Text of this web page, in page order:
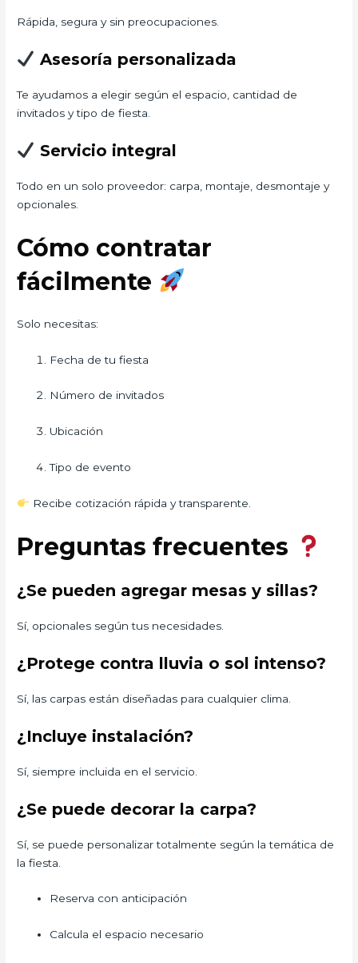
Rápida, segura y sin preocupaciones.
Asesoría personalizada
Te ayudamos a elegir según el espacio, cantidad de
invitados y tipo de fiesta.
Servicio integral
Todo en un solo proveedor: carpa, montaje, desmontaje y
opcionales.
Cómo contratar
fácilmente
Solo necesitas:
Fecha de tu fiesta
Número de invitados
Ubicación
Tipo de evento
Recibe cotización rápida y transparente.
Preguntas frecuentes
¿Se pueden agregar mesas y sillas?
Sí, opcionales según tus necesidades.
¿Protege contra lluvia o sol intenso?
Sí, las carpas están diseñadas para cualquier clima.
¿Incluye instalación?
Sí, siempre incluida en el servicio.
¿Se puede decorar la carpa?
Sí, se puede personalizar totalmente según la temática de
la fiesta.
Reserva con anticipación
Calcula el espacio necesario